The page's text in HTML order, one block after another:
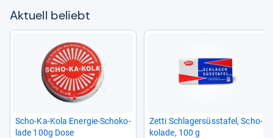
Aktu­ell beliebt
Scho-​Ka-​Kola Ener­gie-​Scho­ko­
lade 100g Dose
Zetti Schla­ger­süss­ta­fel, Scho­
ko­lade, 100 g